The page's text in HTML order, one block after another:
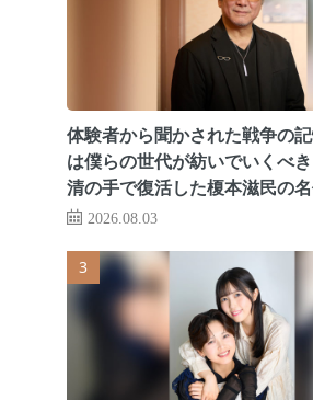
体験者から聞かされた戦争の
は僕らの世代が紡いでいくべ
清の手で復活した榎本滋民の
2026.08.03